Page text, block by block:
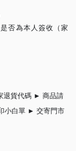
否為本人簽收（家
退貨代碼 ► 商品請
小白單 ► 交寄門市